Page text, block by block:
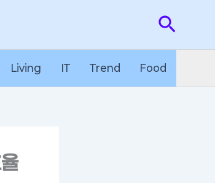
검
색
Living IT Trend Food